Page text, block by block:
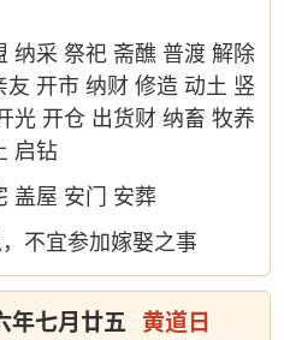
纳采 祭祀 斋醮 普渡 解除
友 开市 纳财 修造 动土 竖
光 开仓 出货财 纳畜 牧养
启钻
盖屋 安门 安葬
不宜参加嫁娶之事
年七月廿五 黄道日